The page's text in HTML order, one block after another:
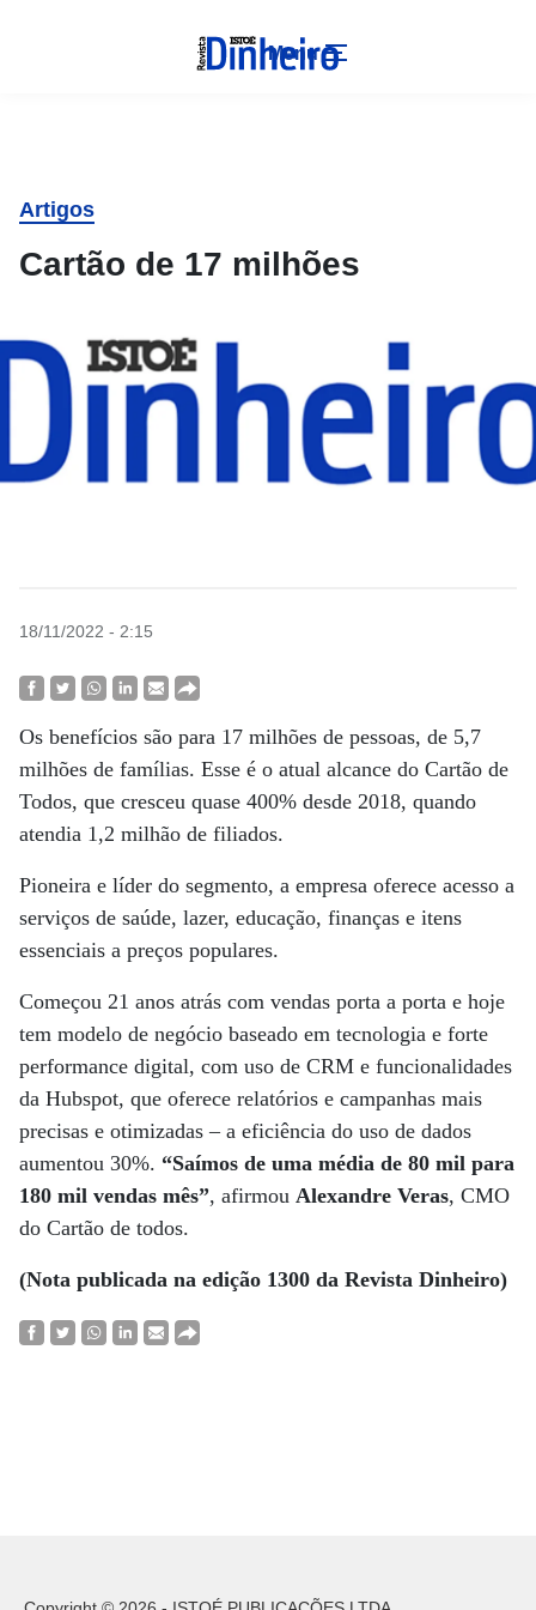
Menu
Artigos
Cartão de 17 milhões
18/11/2022 - 2:15
Os benefícios são para 17 milhões de pessoas, de 5,7
milhões de famílias. Esse é o atual alcance do Cartão de
Todos, que cresceu quase 400% desde 2018, quando
atendia 1,2 milhão de filiados.
Pioneira e líder do segmento, a empresa oferece acesso a
serviços de saúde, lazer, educação, finanças e itens
essenciais a preços populares.
Começou 21 anos atrás com vendas porta a porta e hoje
tem modelo de negócio baseado em tecnologia e forte
performance digital, com uso de CRM e funcionalidades
da Hubspot, que oferece relatórios e campanhas mais
precisas e otimizadas – a eficiência do uso de dados
aumentou 30%. “Saímos de uma média de 80 mil para
180 mil vendas mês”, afirmou Alexandre Veras, CMO
do Cartão de todos.
(Nota publicada na edição 1300 da Revista Dinheiro)